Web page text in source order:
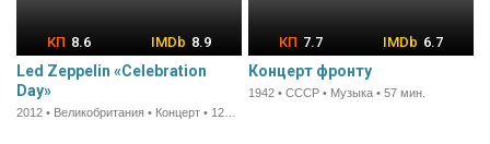
8.6 8.9
Led Zeppelin «Celebration
Day»
7.7 6.7
Концерт фронту
1942 • СССР • Музыка • 57 мин.